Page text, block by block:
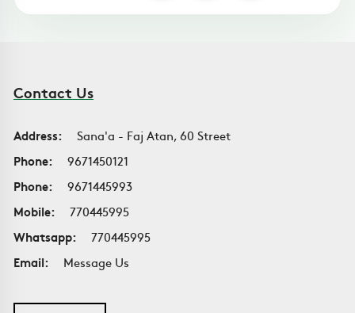
Contact Us
Address:
Sana'a - Faj Atan, 60 Street
Phone:
9671450121
Phone:
9671445993
Mobile:
770445995
Whatsapp:
770445995
Email:
Message Us